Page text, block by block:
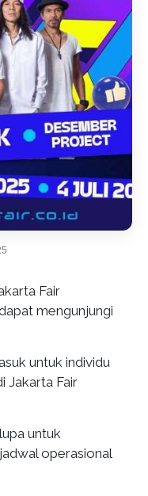
Fair
mengunjungi
untuk individu
Jakarta Fair
untuk
operasional